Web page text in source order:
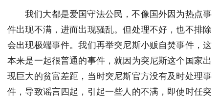
我们大都是爱国守法公民，不像国外因为热点事
件出现不满，进而出现骚乱。但处理不好，也不排除
会出现极端事件。我们再举突尼斯小贩自焚事件，这
本来是一起很普通的事件，就因为突尼斯这个国家出
现巨大的贫富差距，当时突尼斯官方没有及时处理事
件，导致谣言四起，引起一些人的不满，即使时任突